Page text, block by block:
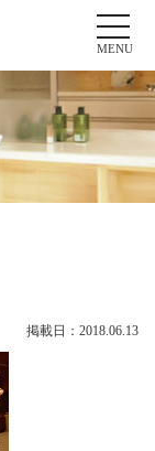
Toggle
MENU
掲載日：2018.06.13